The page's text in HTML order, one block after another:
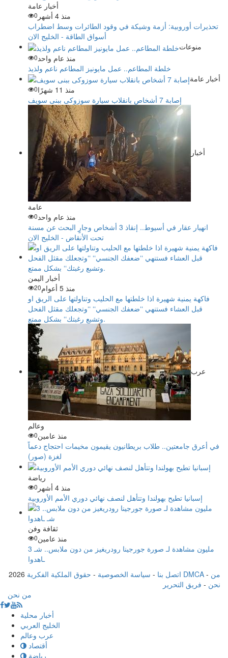
أخبار عامة
منذ 4 أشهر
0
تحذيرات أوروبية: أزمة وشيكة في وقود الطائرات وسط اضطراب
أسواق الطاقة - الخليج الان
منوعات
منذ عام واحد0
خلطة المطاعم.. عمل مايونيز المطاعم ناعم ولذيذ
أخبار عامة
منذ 11 شهرًا
0
إصابة 7 أشخاص بانقلاب سيارة سوزوكى ببنى سويف
أخبار
عامة
منذ عام واحد0
انهيار عقار في أسيوط.. إنقاذ 3 أشخاص وجارٍ البحث عن مسنة
تحت الأنقاض - الخليج الان
أخبار اليمن
منذ 5 أعوام
20
فاكهة يمنية شهيرة اذا خلطتها مع الحليب وتناولتها على الريق او
قبل العشاء فستنهي ‘‘ضعفك الجنسي‘‘ ‘‘وتجعلك مقثل الفحل
وتشبع رغبتك‘‘ بشكل ممتع.
عرب
وعالم
منذ عامين0
في أعرق جامعتين.. طلاب بريطانيون يقيمون مخيمات احتجاج دعماً
لغزة (صور)
رياضة
منذ 4 أشهر
0
إسبانيا تطيح بهولندا وتتأهل لنصف نهائي دوري الأمم الأوروبية
ثقافة وفن
منذ عامين0
3 مليون مشاهدة لـ صورة جورجينا رودريغيز من دون ملابس.. شـ
ـاهدوا
2026
اتصل بنا - سياسة الخصوصية - حقوق الملكية الفكرية DMCA - من
نحن - فريق التحرير
من نحن
أخبار محلية
الخليج العربي
عرب وعالم
أقتصاد
رياضة